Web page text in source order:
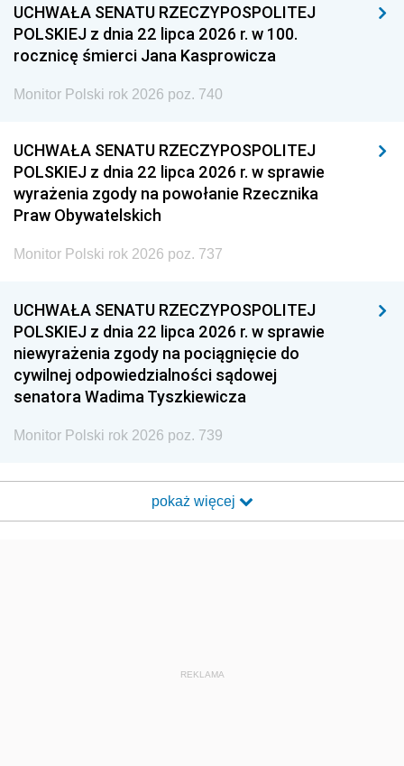
UCHWAŁA SENATU RZECZYPOSPOLITEJ
POLSKIEJ z dnia 22 lipca 2026 r. w 100.
rocznicę śmierci Jana Kasprowicza
Monitor Polski rok 2026 poz. 740
UCHWAŁA SENATU RZECZYPOSPOLITEJ
POLSKIEJ z dnia 22 lipca 2026 r. w sprawie
wyrażenia zgody na powołanie Rzecznika
Praw Obywatelskich
Monitor Polski rok 2026 poz. 737
UCHWAŁA SENATU RZECZYPOSPOLITEJ
POLSKIEJ z dnia 22 lipca 2026 r. w sprawie
niewyrażenia zgody na pociągnięcie do
cywilnej odpowiedzialności sądowej
senatora Wadima Tyszkiewicza
Monitor Polski rok 2026 poz. 739
pokaż więcej
REKLAMA